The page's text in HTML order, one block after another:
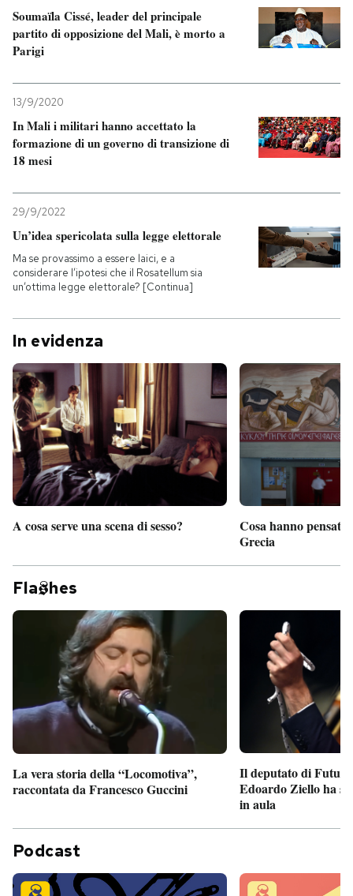
Soumaïla Cissé, leader del principale
partito di opposizione del Mali, è morto a
Parigi
13/9/2020
In Mali i militari hanno accettato la
formazione di un governo di transizione di
18 mesi
29/9/2022
Un’idea spericolata sulla legge elettorale
Ma se provassimo a essere laici, e a
considerare l’ipotesi che il Rosatellum sia
un’ottima legge elettorale? [Continua]
In evidenza
A cosa serve una scena di sesso?
Cosa hanno pensato
Grecia
Fla hes
La vera storia della “Locomotiva”,
raccontata da Francesco Guccini
Il deputato di
Edoardo Ziello ha
in aula
Podcast